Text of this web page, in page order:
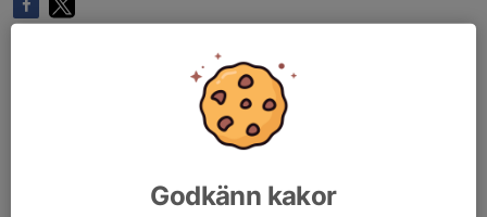
Godkänn kakor